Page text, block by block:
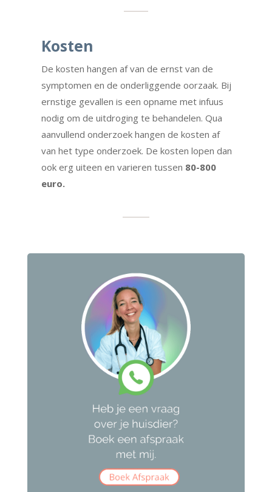
Kosten
De kosten hangen af van de ernst van de
symptomen en de onderliggende oorzaak. Bij
ernstige gevallen is een opname met infuus
nodig om de uitdroging te behandelen. Qua
aanvullend onderzoek hangen de kosten af
van het type onderzoek. De kosten lopen dan
ook erg uiteen en varieren tussen 80-800
euro.